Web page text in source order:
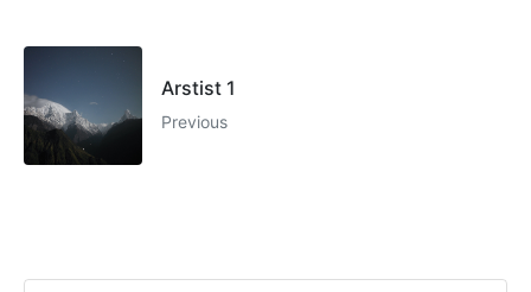
Arstist 1
Previous